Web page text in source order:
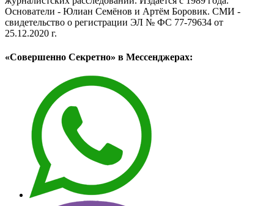
Основатели - Юлиан Семёнов и Артём Боровик. CМИ -
свидетельство о регистрации ЭЛ № ФС 77-79634 от
25.12.2020 г.
«Совершенно Секретно» в Мессенджерах: